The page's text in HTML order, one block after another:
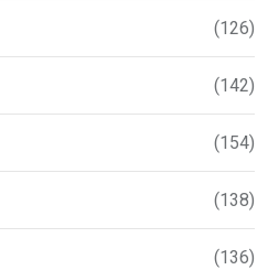
(126)
(142)
(154)
(138)
(136)